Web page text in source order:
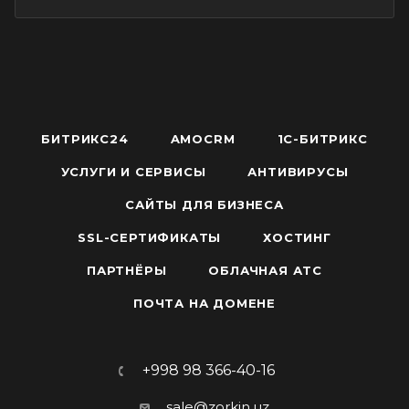
БИТРИКС24 AMOCRM 1С-БИТРИКС
УСЛУГИ И СЕРВИСЫ АНТИВИРУСЫ
САЙТЫ ДЛЯ БИЗНЕСА
SSL-СЕРТИФИКАТЫ ХОСТИНГ
ПАРТНЁРЫ ОБЛАЧНАЯ АТС
ПОЧТА НА ДОМЕНЕ
+998 98 366-40-16